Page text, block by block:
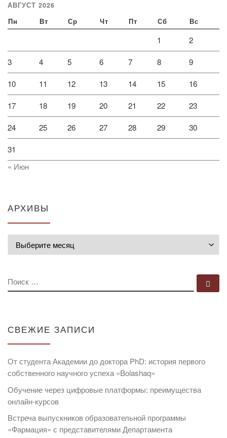
АВГУСТ 2026
Пн Вт Ср Чт Пт Сб Вс
1 2
3 4 5 6 7 8 9
10 11 12 13 14 15 16
17 18 19 20 21 22 23
24 25 26 27 28 29 30
31
« Июн
АРХИВЫ
ПОИСК
СВЕЖИЕ ЗАПИСИ
От студента Академии до доктора PhD: история первого
собственного научного успеха «Bolashaq»
Обучение через цифровые платформы: преимущества
онлайн-курсов
Встреча выпускников образовательной программы
«Фармация» с представителями Департамента